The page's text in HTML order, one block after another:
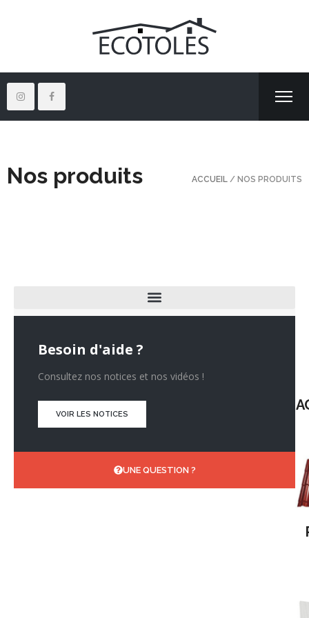
Nos produits ACCUEIL / NOS PRODUITS
Besoin d'aide ?
Consultez nos notices et nos vidéos !
VOIR LES NOTICES
UNE QUESTION ?